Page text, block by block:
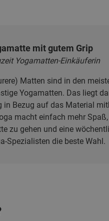
mit gutem Grip
Yogamatten-Einkäuferin
Matten sind in den
Yogamatten. Das liegt
in Bezug auf das Material
macht einfach mehr
zu gehen und eine
Spezialisten die beste Wahl.